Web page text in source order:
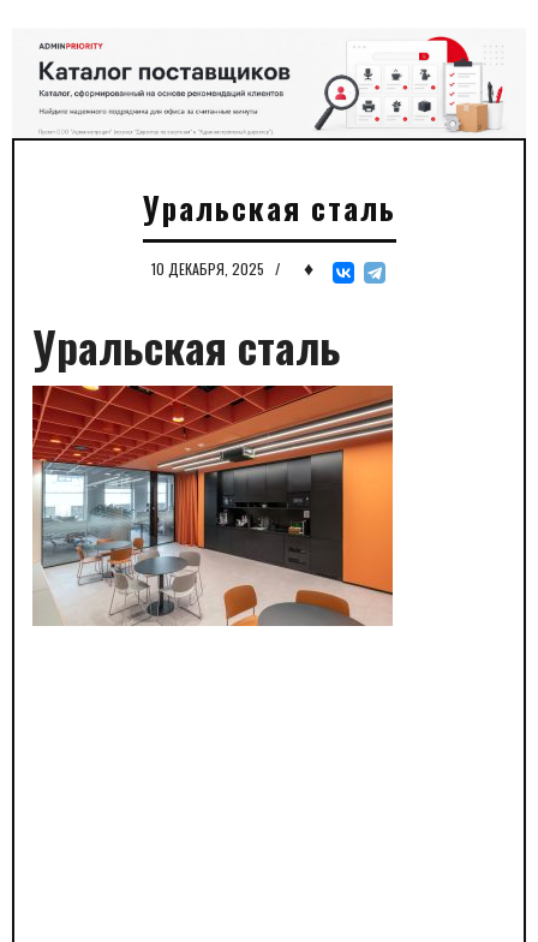
Уральская сталь
10 ДЕКАБРЯ, 2025 / ♦
Уральская сталь